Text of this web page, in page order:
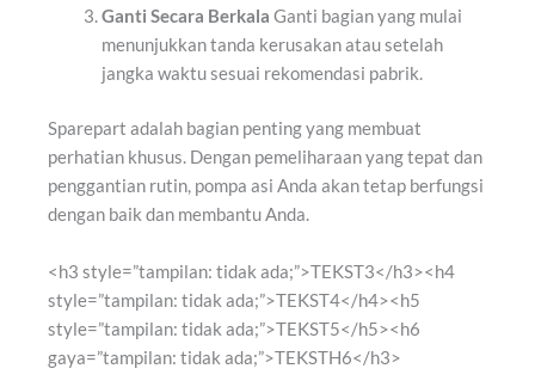
Ganti Secara Berkala Ganti bagian yang mulai
menunjukkan tanda kerusakan atau setelah
jangka waktu sesuai rekomendasi pabrik.
Sparepart adalah bagian penting yang membuat
perhatian khusus. Dengan pemeliharaan yang tepat dan
penggantian rutin, pompa asi Anda akan tetap berfungsi
dengan baik dan membantu Anda.
<h3 style=”tampilan: tidak ada;”>TEKST3</h3><h4
style=”tampilan: tidak ada;”>TEKST4</h4><h5
style=”tampilan: tidak ada;”>TEKST5</h5><h6
gaya=”tampilan: tidak ada;”>TEKSTH6</h3>